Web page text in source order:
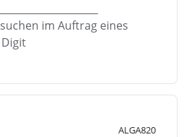
im Auftrag eines
ALGA820